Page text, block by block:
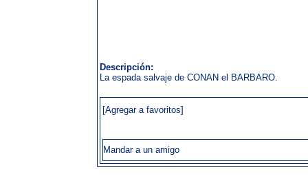
Descripción:
La espada salvaje de CONAN el BARBARO.
[Agregar a favoritos]
Mandar a un amigo